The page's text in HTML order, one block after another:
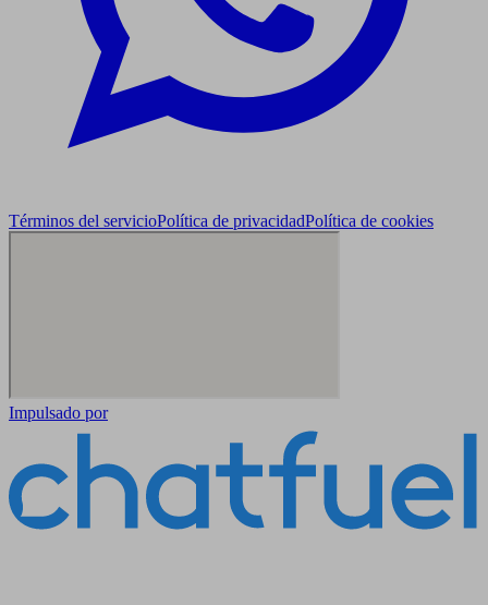
Términos del servicioPolítica de privacidadPolítica de cookies
Impulsado por